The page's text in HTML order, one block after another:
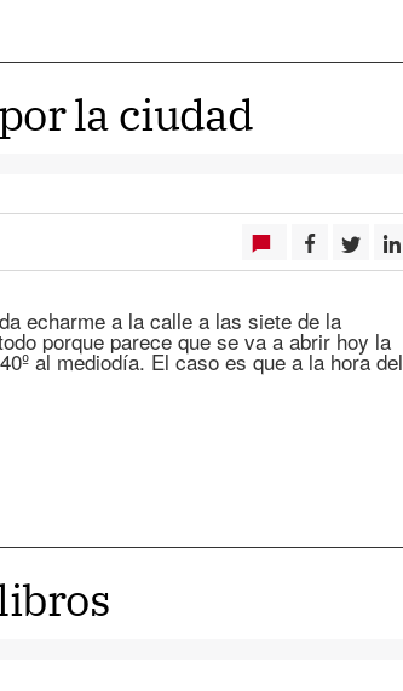
la ciudad
echarme a la calle a las siete de la
porque parece que se va a abrir hoy la
al mediodía. El caso es que a la hora del